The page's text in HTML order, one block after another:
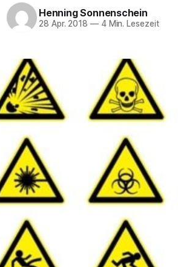
Henning Sonnenschein
28 Apr. 2018 —4 Min. Lesezeit